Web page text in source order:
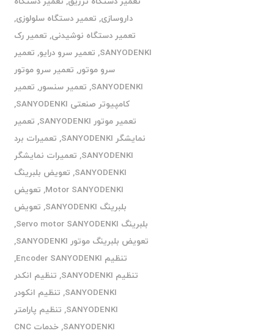
داروسازی, تعمیر دستگاه سلولوزی,
تعمیر دستگاه نوشیدنی, تعمیر رک
SANYODENKI
, تعمیر سرو درایو, تعمیر
سرو موتور, تعمیر سرو موتور
SANYODENKI
, تعمیر سنسور, تعمیر
کامپیوتر صنعتی SANYODENKI
,
تعمیر موتور SANYODENKI
, تعمیر
نمایشگر SANYODENKI
, تعمیرات برد
SANYODENKI
, تعمیرات نمایشگر
SANYODENKI
, تعویض بلبرینگ
Motor SANYODENKI
, تعویض
بلبرینگ SANYODENKI
, تعویض
بلبرینگ Servo motor SANYODENKI
,
تعویض بلبرینگ موتور SANYODENKI
,
تنظیم Encoder SANYODENKI
,
تنظیم SANYODENKI
, تنظیم انکدر
SANYODENKI
, تنظیم انکودر
SANYODENKI
, تنظیم پارامتر
SANYODENKI
, خدمات CNC